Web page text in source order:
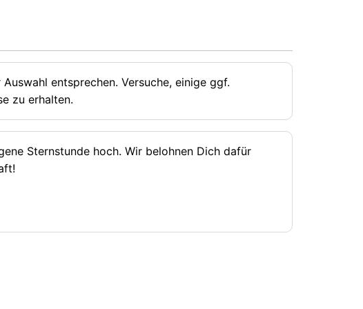
entsprechen. Versuche, einige ggf.
zu erhalten.
Sternstunde hoch. Wir belohnen Dich dafür